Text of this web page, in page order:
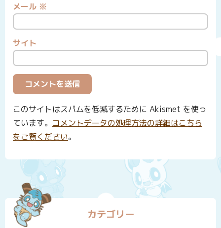
メール ※
サイト
このサイトはスパムを低減するために Akismet を使っ
ています。 コメントデータの処理方法の詳細はこちら
をご覧ください。
カテゴリー